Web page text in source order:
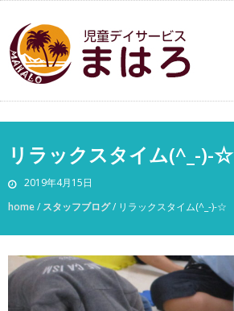
リラックスタイム(^_-)-☆
2019年4月15日
home/ スタッフブログ/ リラックスタイム(^_-)-☆